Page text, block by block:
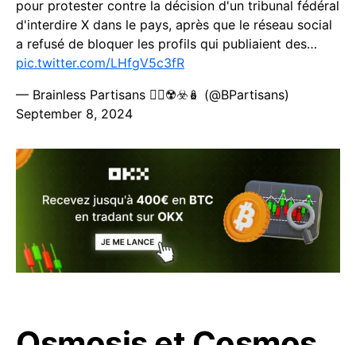
pour protester contre la décision d'un tribunal fédéral
d'interdire X dans le pays, après que le réseau social
a refusé de bloquer les profils qui publiaient des…
pic.twitter.com/LHfgV5c3fR
— Brainless Partisans 🏴‍☠️☢️☣️🪆 (@BPartisans)
September 8, 2024